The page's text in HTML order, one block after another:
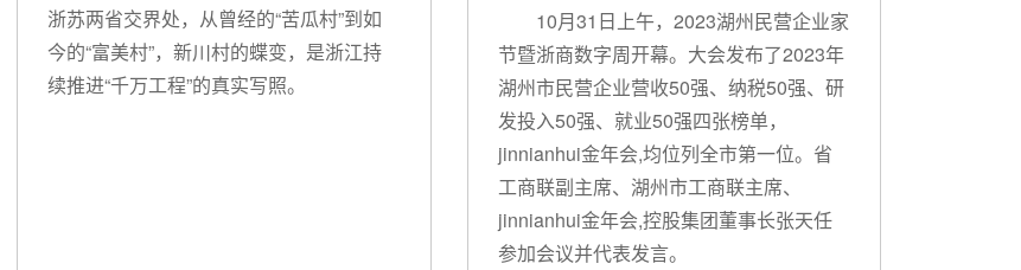
浙苏两省交界处，从曾经的“苦瓜村”到如
今的“富美村”，新川村的蝶变，是浙江持
续推进“千万工程”的真实写照。
10月31日上午，2023湖州民营企业家
节暨浙商数字周开幕。大会发布了2023年
湖州市民营企业营收50强、纳税50强、研
发投入50强、就业50强四张榜单，
jinnianhui金年会,均位列全市第一位。省
工商联副主席、湖州市工商联主席、
jinnianhui金年会,控股集团董事长张天任
参加会议并代表发言。